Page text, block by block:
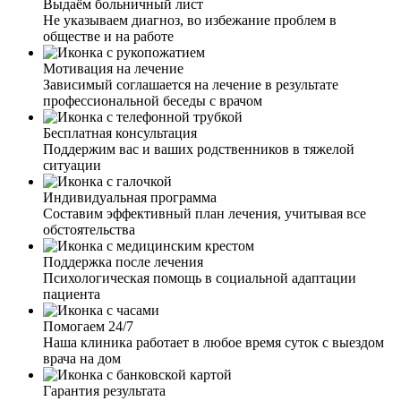
дальше началась психотерапия. Был сильно удивлен, как
грамотно и четко мне все разложили по полочкам, дали
бесценные рекомендации, что делать дальше вне
клиники. Спасибо вам огромное!
Я жена наркомана. Узнав по рекомендациям о вашей
клинике, спустя какое-то время, позвонила. И могу с
уверенностью сказать, что это лучший выбор. Общение
с сотрудниками дало мне понять, что у вас работают
профессионалы, знающие своё дело. Сейчас муж
проходит лечение, я всегда на связи с сотрудниками и
могу узнать, какая динамика выздоровления, чем он
занимается, как проходит работа с психологом.
Огромное вам спасибо за каждую оказанную помощь и
поддержку в таких не легких жизненных ситуациях.
Я редко употребляю наркотики. Но в этот раз, на дне
рождении, я сильно перебрала с амфетамином. У меня
Выдаём больничный лист
Не указываем диагноз, во избежание проблем в
обществе и на работе
Мотивация на лечение
Зависимый соглашается на лечение в результате
профессиональной беседы с врачом
Бесплатная консультация
Поддержим вас и ваших родственников в тяжелой
ситуации
Индивидуальная программа
Составим эффективный план лечения, учитывая все
обстоятельства
Поддержка после лечения
Психологическая помощь в социальной адаптации
пациента
Помогаем 24/7
Наша клиника работает в любое время суток с выездом
врача на дом
Гарантия результата